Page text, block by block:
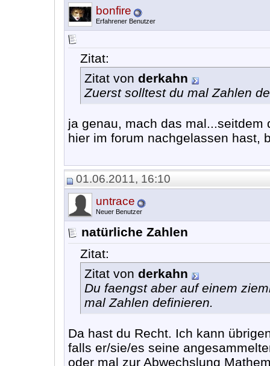
bonfire
Erfahrener Benutzer
Zitat:
Zitat von derkahn
Zuerst solltest du mal Zahlen
ja genau, mach das
hier im forum nachgelassen hast,
01.06.2011, 16:10
untrace
Neuer Benutzer
natürliche Zahlen
Zitat:
Zitat von derkahn
Du faengst aber auf einem
mal Zahlen definieren.
Da hast du Recht. Ich kann
falls er/sie/es seine
oder mal zur Abwechslung